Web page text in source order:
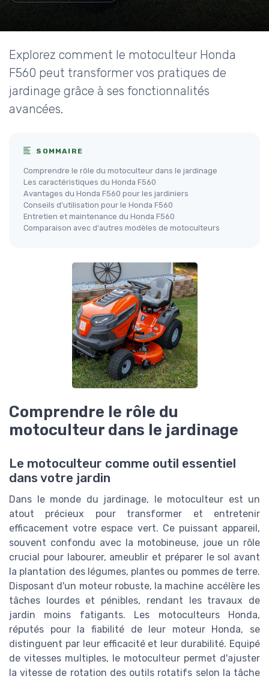
Explorez comment le motoculteur Honda
F560 peut transformer vos pratiques de
jardinage grâce à ses fonctionnalités
avancées.
SOMMAIRE
Comprendre le rôle du motoculteur dans le jardinage
Les caractéristiques du Honda F560
Avantages du Honda F560 pour les jardiniers
Conseils d'utilisation pour le Honda F560
Entretien et maintenance du Honda F560
Comparaison avec d'autres modèles de motoculteurs
Comprendre le rôle du
motoculteur dans le jardinage
Le motoculteur comme outil essentiel
dans votre jardin
Dans le monde du jardinage, le motoculteur est un
atout précieux pour transformer et entretenir
efficacement votre espace vert. Ce puissant appareil,
souvent confondu avec la motobineuse, joue un rôle
crucial pour labourer, ameublir et préparer le sol avant
la plantation des légumes, plantes ou pommes de terre.
Disposant d'un moteur robuste, la machine accélère les
tâches lourdes et pénibles, rendant les travaux de
jardin moins fatigants. Les motoculteurs Honda,
réputés pour la fiabilité de leur moteur Honda, se
distinguent par leur efficacité et leur durabilité. Equipé
de vitesses multiples, le motoculteur permet d'ajuster
la vitesse de rotation des outils rotatifs selon la tâche